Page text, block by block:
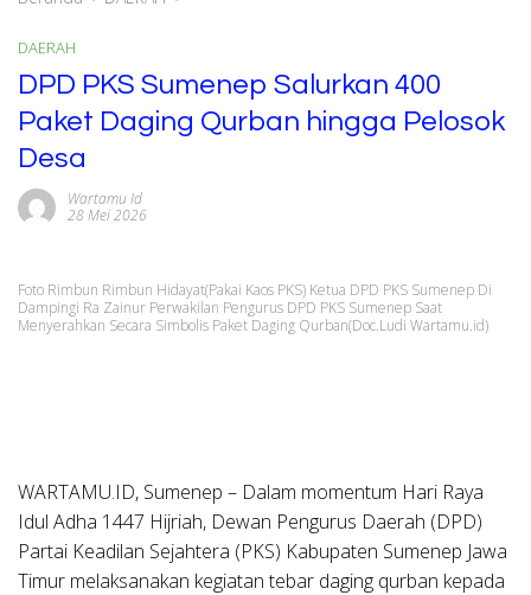
DAERAH
DPD PKS Sumenep Salurkan 400
Paket Daging Qurban hingga Pelosok
Desa
Wartamu Id
28 Mei 2026
Foto Rimbun Rimbun Hidayat(Pakai Kaos PKS) Ketua DPD PKS Sumenep Di
Dampingi Ra Zainur Perwakilan Pengurus DPD PKS Sumenep Saat
Menyerahkan Secara Simbolis Paket Daging Qurban(Doc.Ludi Wartamu.id)
WARTAMU.ID, Sumenep – Dalam momentum Hari Raya
Idul Adha 1447 Hijriah, Dewan Pengurus Daerah (DPD)
Partai Keadilan Sejahtera (PKS) Kabupaten Sumenep Jawa
Timur melaksanakan kegiatan tebar daging qurban kepada